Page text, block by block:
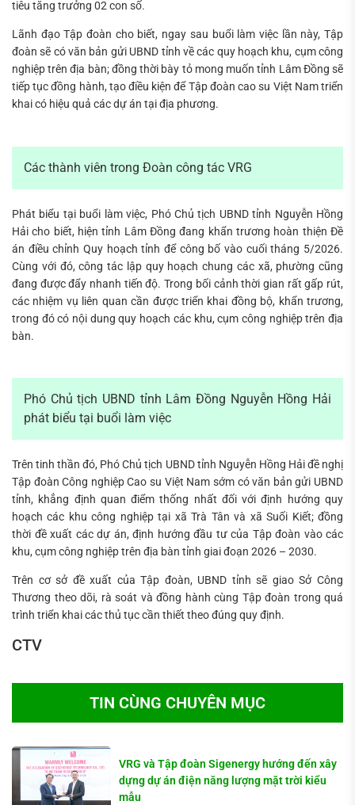
tiêu tăng trưởng 02 con số.
Lãnh đạo Tập đoàn cho biết, ngay sau buổi làm việc lần này, Tập
đoàn sẽ có văn bản gửi UBND tỉnh về các quy hoạch khu, cụm công
nghiệp trên địa bàn; đồng thời bày tỏ mong muốn tỉnh Lâm Đồng sẽ
tiếp tục đồng hành, tạo điều kiện để Tập đoàn cao su Việt Nam triển
khai có hiệu quả các dự án tại địa phương.
Các thành viên trong Đoàn công tác VRG
Phát biểu tại buổi làm việc, Phó Chủ tịch UBND tỉnh Nguyễn Hồng
Hải cho biết, hiện tỉnh Lâm Đồng đang khẩn trương hoàn thiện Đề
án điều chỉnh Quy hoạch tỉnh để công bố vào cuối tháng 5/2026.
Cùng với đó, công tác lập quy hoạch chung các xã, phường cũng
đang được đẩy nhanh tiến độ. Trong bối cảnh thời gian rất gấp rút,
các nhiệm vụ liên quan cần được triển khai đồng bộ, khẩn trương,
trong đó có nội dung quy hoạch các khu, cụm công nghiệp trên địa
bàn.
Phó Chủ tịch UBND tỉnh Lâm Đồng Nguyễn Hồng Hải
phát biểu tại buổi làm việc
Trên tinh thần đó, Phó Chủ tịch UBND tỉnh Nguyễn Hồng Hải đề nghị
Tập đoàn Công nghiệp Cao su Việt Nam sớm có văn bản gửi UBND
tỉnh, khẳng định quan điểm thống nhất đối với định hướng quy
hoạch các khu công nghiệp tại xã Trà Tân và xã Suối Kiết; đồng
thời đề xuất các dự án, định hướng đầu tư của Tập đoàn vào các
khu, cụm công nghiệp trên địa bàn tỉnh giai đoạn 2026 – 2030.
Trên cơ sở đề xuất của Tập đoàn, UBND tỉnh sẽ giao Sở Công
Thương theo dõi, rà soát và đồng hành cùng Tập đoàn trong quá
trình triển khai các thủ tục cần thiết theo đúng quy định.
CTV
TIN CÙNG CHUYÊN MỤC
VRG và Tập đoàn Sigenergy hướng đến xây
dựng dự án điện năng lượng mặt trời kiểu
mẫu